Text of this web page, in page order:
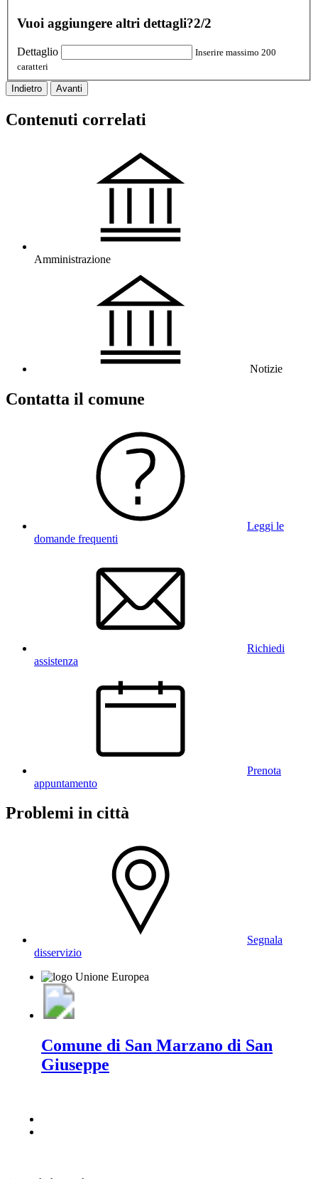
Vuoi aggiungere altri dettagli?2/2
Dettaglio
Inserire massimo 200
caratteri
Indietro Avanti
Contenuti correlati
Amministrazione
Notizie
Contatta il comune
Leggi le
domande frequenti
Richiedi
assistenza
Prenota
appuntamento
Problemi in città
Segnala
disservizio
Comune di San Marzano di San
Giuseppe